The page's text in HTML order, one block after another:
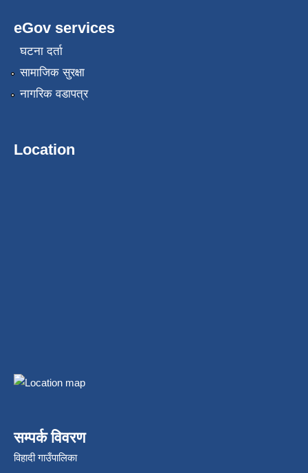
eGov services
घटना दर्ता
सामाजिक सुरक्षा
नागरिक वडापत्र
Location
सम्पर्क विवरण
विहादी गाउँपालिका